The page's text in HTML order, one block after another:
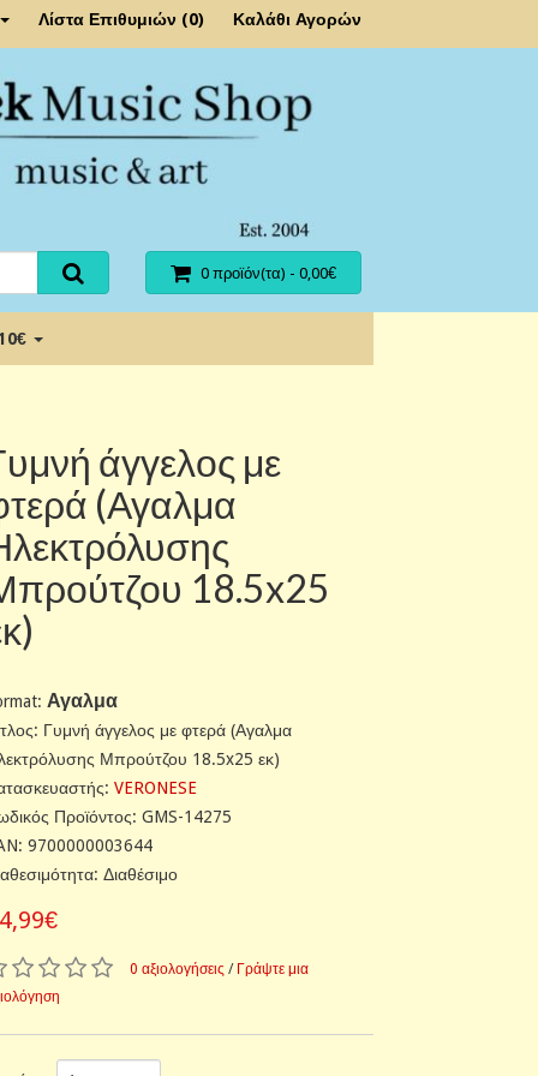
Λίστα Επιθυμιών (0) Καλάθι Αγορών
0 προϊόν(τα) - 0,00€
άγγελος με
(Αγαλμα
18.5x25
Αγαλμα
Γυμνή άγγελος με φτερά (Αγαλμα
Μπρούτζου 18.5x25 εκ)
VERONESE
Προϊόντος: GMS-14275
9700000003644
Διαθέσιμο
0 αξιολογήσεις / Γράψτε μια